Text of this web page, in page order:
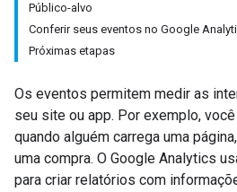
Público-alvo
Conferir seus eventos no Google
Próximas etapas
Os eventos permitem medir as
seu site ou app. Por exemplo,
quando alguém carrega uma
uma compra. O Google Analytics
para criar relatórios com